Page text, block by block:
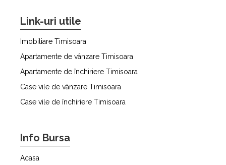
Link-uri utile
Imobiliare Timisoara
Apartamente de vânzare Timisoara
Apartamente de închiriere Timisoara
Case vile de vânzare Timisoara
Case vile de închiriere Timisoara
Info Bursa
Acasa